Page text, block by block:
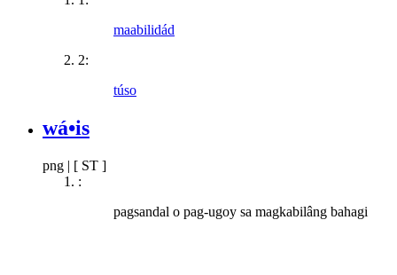
maabilidád
2:
túso
wá•is
png | [ ST ]
:
pagsandal o pag-ugoy sa magkabilâng bahagi